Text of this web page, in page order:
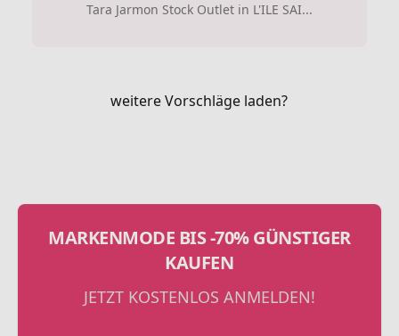
Tara Jarmon Stock Outlet in L'ILE SAI...
weitere Vorschläge laden?
MARKENMODE BIS -70% GÜNSTIGER
KAUFEN
JETZT KOSTENLOS ANMELDEN!